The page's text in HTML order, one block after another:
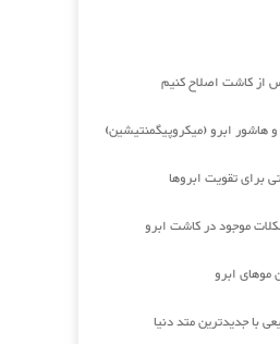
از کاشت اصلاح کنیم
هاشور ابرو (میکروپیگمنتیشین)
تقویت ابروها
موجود در کاشت ابرو
ابرو
با جدیدترین متد دنیا